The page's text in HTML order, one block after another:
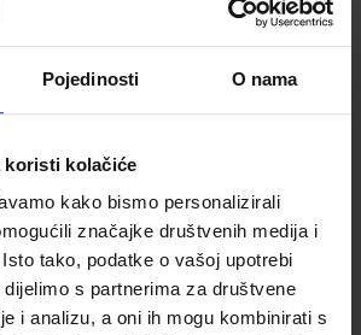
Pojedinosti O nama
koristi kolačiće
kako bismo personalizirali
značajke društvenih medija i
tako, podatke o vašoj upotrebi
s partnerima za društvene
i analizu, a oni ih mogu kombinirati s
ALFA d.d.
Glasnović Gracin Žokalj
UDŽBENIK
1 OSNOVNA
MATEMATIKA PP